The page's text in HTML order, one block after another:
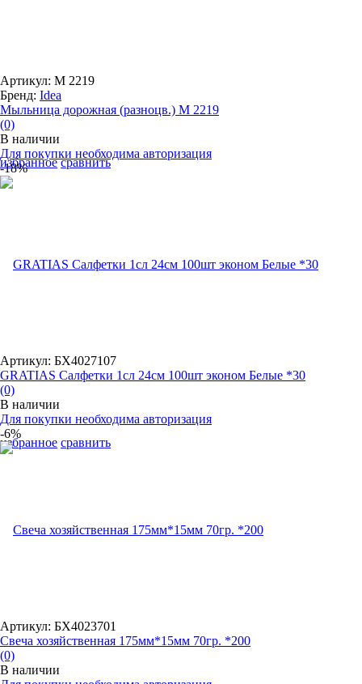
избранное сравнить
Артикул: М 2219
Бренд: Idea
Мыльница дорожная (разноцв.) М 2219
(0)
В наличии
Для покупки необходима авторизация
-18%
избранное сравнить
Артикул: БХ4027107
GRATIAS Салфетки 1сл 24см 100шт эконом Белые *30
(0)
В наличии
Для покупки необходима авторизация
-6%
Артикул: БХ4023701
Свеча хозяйственная 175мм*15мм 70гр. *200
(0)
В наличии